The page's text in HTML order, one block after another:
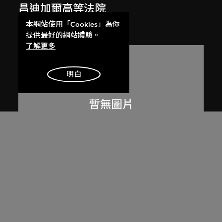
昌迪加爾高等法院
1955
本網站使用「Cookies」為你
提供最好的網站體驗。
了解更多
明白